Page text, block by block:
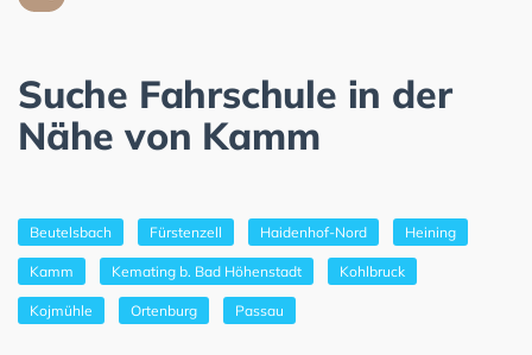
Suche Fahrschule in der
Nähe von Kamm
Beutelsbach Fürstenzell Haidenhof-Nord Heining
Kamm Kemating b. Bad Höhenstadt Kohlbruck
Kojmühle Ortenburg Passau